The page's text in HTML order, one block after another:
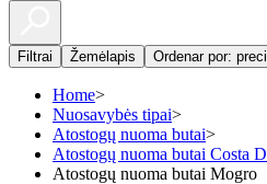
Filtrai Žemėlapis Ordenar por:
Home>
Nuosavybės tipai>
Atostogų nuoma butai>
Atostogų nuoma butai Costa
Atostogų nuoma butai Mogro